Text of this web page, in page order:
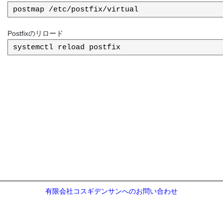
Postfixのリロード
有限会社コスギデンサンへのお問い合わせ